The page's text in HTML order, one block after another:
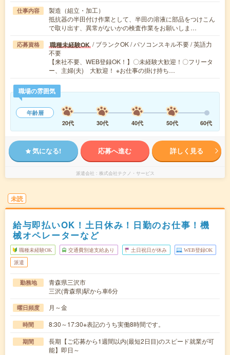
仕事内容
製造（組立・加工）
抵抗器の半田付け作業として、半田の溶液に部品をつけこん
で取り出す、異常がないかの検査作業をお願いしま…
応募資格 職種未経験OK / ブランクOK / パソコンスキル不要 / 英語力
不要
【来社不要、WEB登録OK！】〇未経験大歓迎！〇フリータ
ー、主婦(夫) 大歓迎！ ※お仕事の掛け持ち…
職場の雰囲気
年齢層
20代
30代 40代 50代 60代
気になる! 応募へ進む 詳しく見る
派遣会社 株式会社テクノ・サービス
未読
給与即払いOK！土日休み！日勤のお仕事！機
械オペレーターなど
職種未経験OK 交通費別途支給あり 土日祝日が休み WEB登録OK
派遣
勤務地
青森県三沢市
三沢(青森県)駅から車6分
曜日頻度 月～金
時間 8:30～17:30※表記のうち実働8時間です。
期間
長期【ご応募から1週間以内(最短2日目)のスピード就業が可
能】即日～